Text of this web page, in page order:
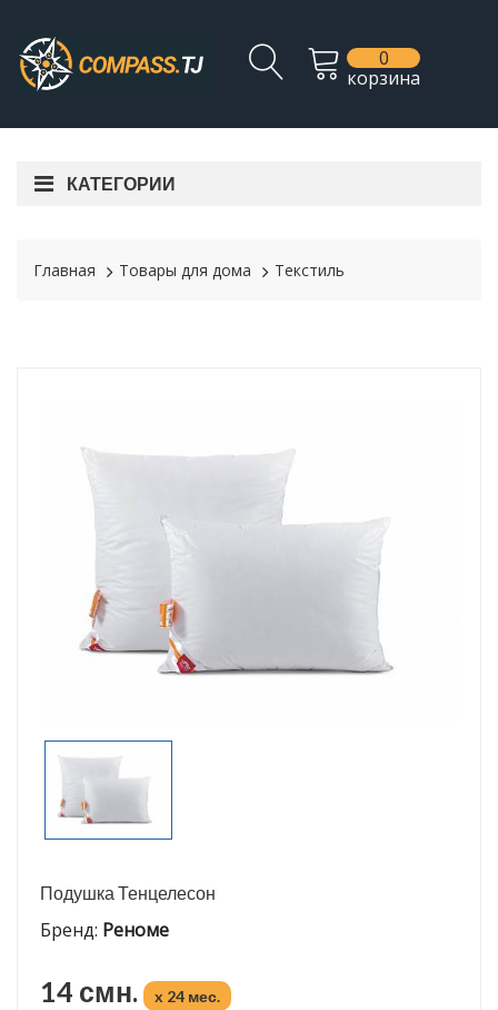
0
корзина
КАТЕГОРИИ
Главная Товары для дома Текстиль
Подушка Тенцелесон
Бренд: Реноме
14 смн. x 24 мес.